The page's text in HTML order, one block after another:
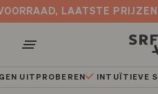
Skip
to
content
VOORRAAD, LAATSTE
Open
het
INTUÏTIEVE SIZE